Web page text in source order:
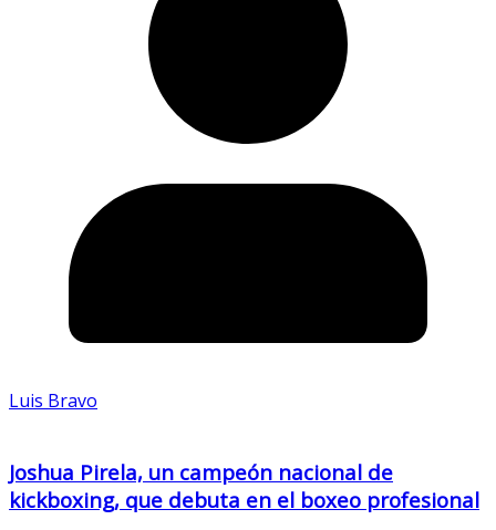
Luis Bravo
Joshua Pirela, un campeón nacional de
kickboxing, que debuta en el boxeo profesional